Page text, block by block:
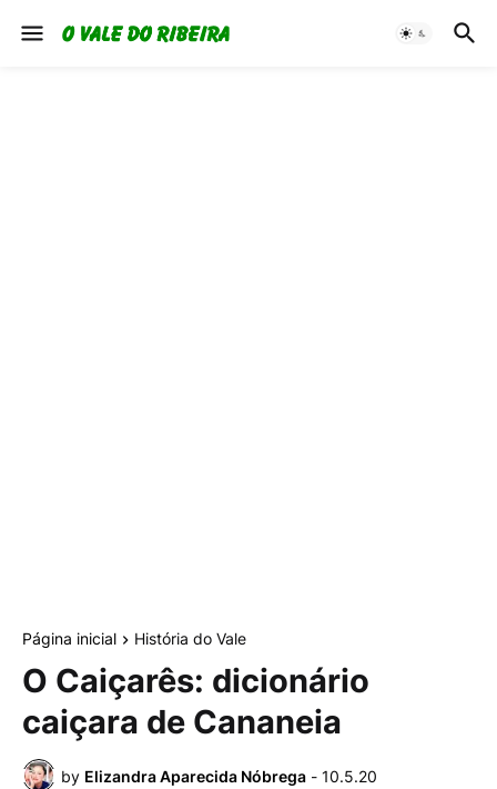
Página inicial História do Vale
O Caiçarês: dicionário
caiçara de Cananeia
by Elizandra Aparecida Nóbrega - 10.5.20